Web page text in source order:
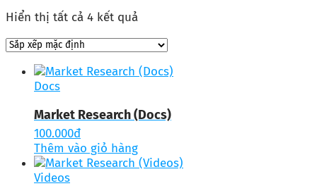
Hiển thị tất cả 4 kết quả
Docs
Market Research (Docs)
100.000đ
Thêm vào giỏ hàng
Videos